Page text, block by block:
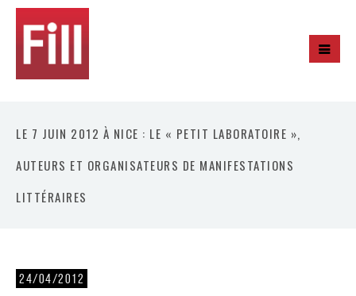
LE 7 JUIN 2012 À NICE : LE « PETIT LABORATOIRE »,
AUTEURS ET ORGANISATEURS DE MANIFESTATIONS
LITTÉRAIRES
24/04/2012